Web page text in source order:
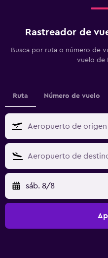
Rastreador de
Busca por ruta o número de
vuelo de
Ruta Número de vuelo
sáb. 8/8